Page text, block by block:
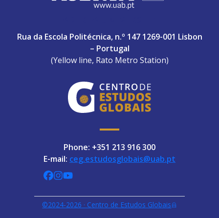
Rua da Escola Politécnica, n.º 147 1269-001 Lisbon
– Portugal
(Yellow line, Rato Metro Station)
Phone: +351 213 916 300
E-mail: ceg.estudosglobais@uab.pt
CEGUAb @ Facebook
centrodeestudosglobaisuab @
globalogia @ YouTube
©2024-2026 · Centro de Estudos Globais